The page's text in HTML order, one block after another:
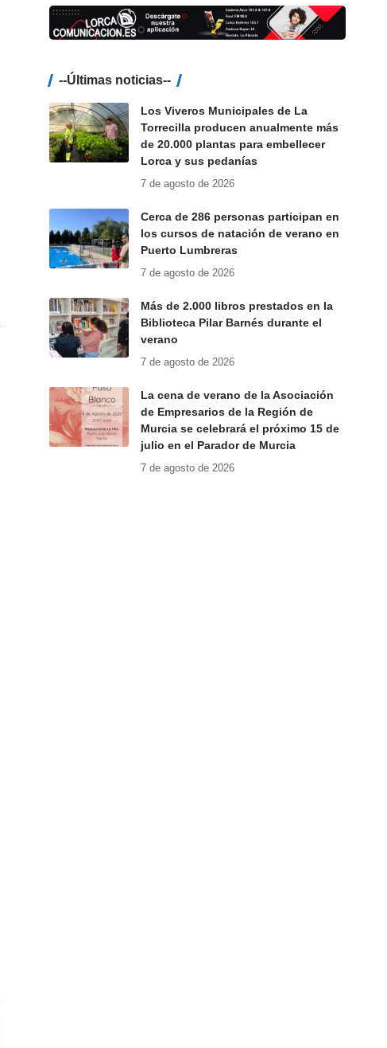
--Últimas noticias--
Los Viveros Municipales de La
Torrecilla producen anualmente más
de 20.000 plantas para embellecer
Lorca y sus pedanías
7 de agosto de 2026
Cerca de 286 personas participan en
los cursos de natación de verano en
Puerto Lumbreras
7 de agosto de 2026
Más de 2.000 libros prestados en la
Biblioteca Pilar Barnés durante el
verano
7 de agosto de 2026
La cena de verano de la Asociación
de Empresarios de la Región de
Murcia se celebrará el próximo 15 de
julio en el Parador de Murcia
7 de agosto de 2026